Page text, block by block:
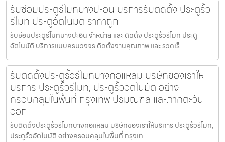
รับซ่อมประตูรีโมทบางปะอิน บริการรับติดตั้ง ประตูรั้ว
รีโมท ประตูอัตโนมัติ ราคาถูก
รับซ่อมประตูรีโมทบางปะอิน จำหน่าย และ ติดตั้ง ประตูรั้วรีโมท ประตู
อัตโนมัติ บริการแบบครบวงจร ติดตั้งงานคุณภาพ และ รวดเร็
รับติดตั้งประตูรั้วรีโมทบางคอแหลม บริษัทของเราให้
บริการ ประตูรั้วรีโมท, ประตูรั้วอัตโนมัติ อย่าง
ครอบคลุมในพื้นที่ กรุงเทพ ปริมณฑล และภาคตะวัน
ออก
รับติดตั้งประตูรั้วรีโมทบางคอแหลม บริษัทของเราให้บริการ ประตูรั้วรีโมท,
ประตูรั้วอัตโนมัติ อย่างครอบคลุมในพื้นที่ กรุงเท